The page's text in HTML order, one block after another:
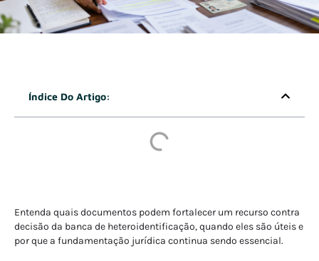
Índice Do Artigo:
Entenda quais documentos podem fortalecer um recurso contra
decisão da banca de heteroidentificação, quando eles são úteis e
por que a fundamentação jurídica continua sendo essencial.